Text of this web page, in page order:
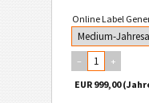
Online Label
– +